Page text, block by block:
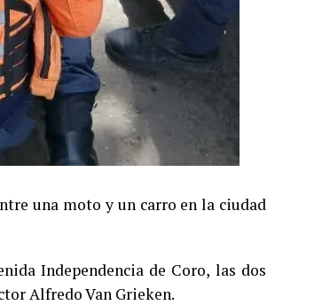
una moto y un carro en la ciudad
Independencia de Coro, las dos
Alfredo Van Grieken.